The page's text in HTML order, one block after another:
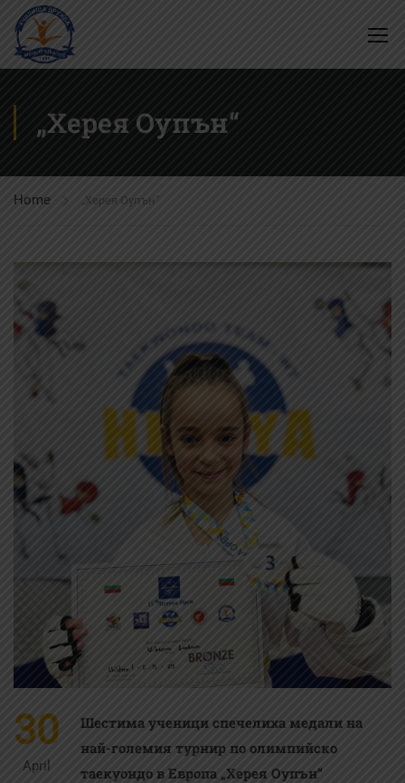
„Херея Оупън“
Home „Херея Оупън“
30
April
Шестима ученици спечелиха медали на
най-големия турнир по олимпийско
таекуондо в Европа „Херея Оупън“